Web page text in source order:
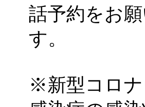
話予約をお願
す。
※新型コロナ